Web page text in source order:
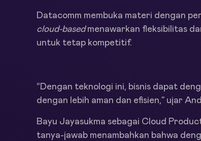
Datacomm membuka materi dengan
cloud-basedmenawarkan fleksibilitas
untuk tetap kompetitif.
“Dengan teknologi ini, bisnis dapat
dengan lebih aman dan efisien,” ujar
Bayu Jayasukma sebagai Cloud
tanya-jawab menambahkan bahwa